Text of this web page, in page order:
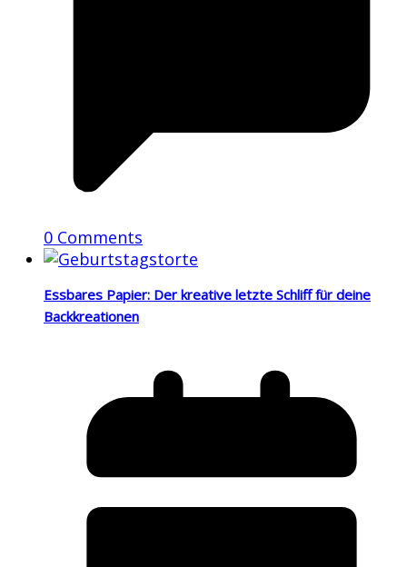
0 Comments
Essbares Papier: Der kreative letzte Schliff für deine
Backkreationen